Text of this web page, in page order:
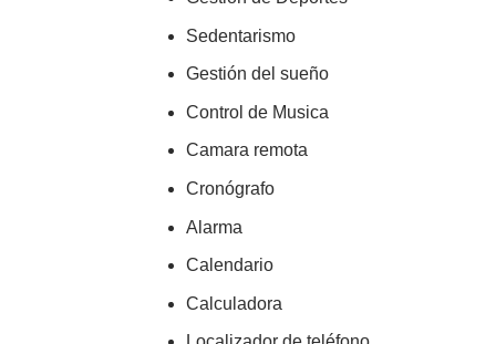
Sedentarismo
Gestión del sueño
Control de Musica
Camara remota
Cronógrafo
Alarma
Calendario
Calculadora